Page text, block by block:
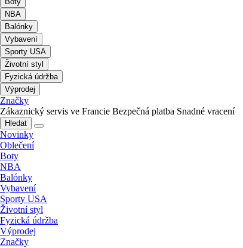
NBA
Balónky
Vybavení
Sporty USA
Životní styl
Fyzická údržba
Výprodej
Značky
Zákaznický servis ve Francie Bezpečná platba Snadné vracení
Hledat
Novinky
Oblečení
Boty
NBA
Balónky
Vybavení
Sporty USA
Životní styl
Fyzická údržba
Výprodej
Značky